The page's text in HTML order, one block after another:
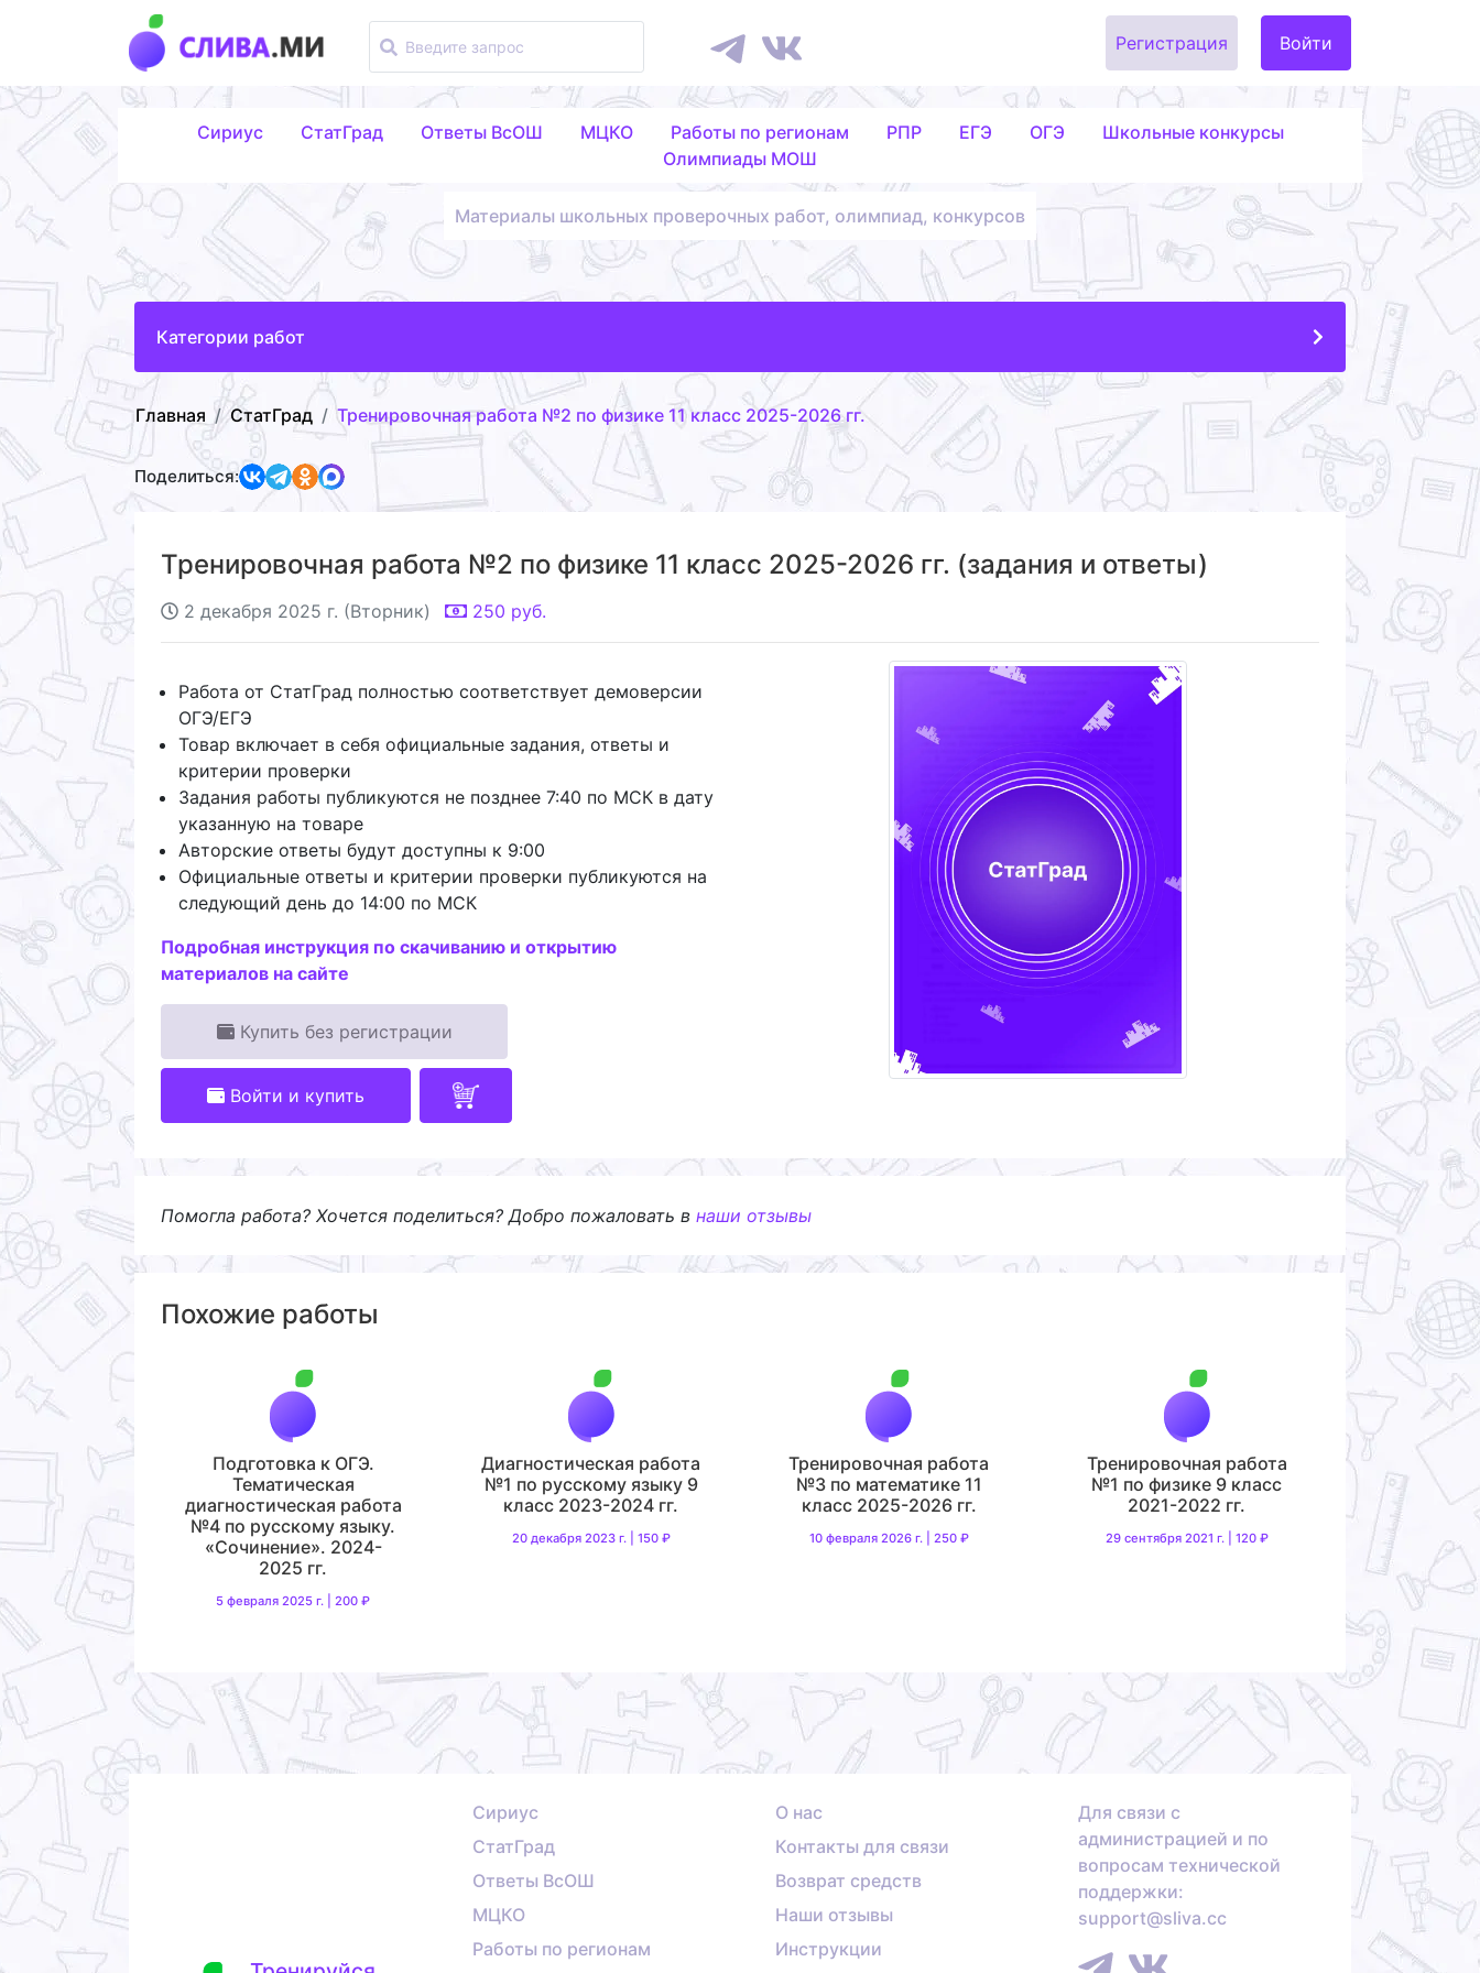
Регистрация Войти
Сириус СтатГрад Ответы ВсОШ МЦКО Работы по регионам РПР ЕГЭ ОГЭ
Школьные конкурсы
Олимпиады МОШ
Материалы школьных проверочных работ, олимпиад, конкурсов
Категории работ
Главная СтатГрад Тренировочная работа №2 по физике 11 класс 2025-2026 гг.
Поделиться:
Тренировочная работа №2 по физике 11 класс 2025-2026 гг. (задания и ответы)
2 декабря 2025 г. (Вторник) 250 руб.
Работа от СтатГрад полностью соответствует демоверсии
ОГЭ/ЕГЭ
Товар включает в себя официальные задания, ответы и
критерии проверки
Задания работы публикуются не позднее 7:40 по МСК в дату
указанную на товаре
Авторские ответы будут доступны к 9:00
Официальные ответы и критерии проверки публикуются на
следующий день до 14:00 по МСК
Подробная инструкция по скачиванию и открытию
материалов на сайте
Купить без регистрации
Войти и купить
Помогла работа? Хочется поделиться? Добро пожаловать в наши отзывы
Похожие работы
Подготовка к ОГЭ.
Тематическая
диагностическая работа
№4 по русскому языку.
«Сочинение». 2024-
2025 гг.
5 февраля 2025 г. | 200 ₽
Диагностическая работа
№1 по русскому языку 9
класс 2023-2024 гг.
20 декабря 2023 г. | 150 ₽
Тренировочная работа
№3 по математике 11
класс 2025-2026 гг.
10 февраля 2026 г. | 250 ₽
Тренировочная работа
№1 по физике 9 класс
2021-2022 гг.
29 сентября 2021 г. | 120 ₽
Сириус
СтатГрад
Ответы ВсОШ
МЦКО
Работы по регионам
О нас
Контакты для связи
Возврат средств
Наши отзывы
Инструкции
Для связи с
администрацией и по
вопросам технической
поддержки:
support@sliva.cc